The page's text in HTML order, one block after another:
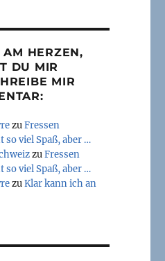
über einen Napf
HERZEN,
DU MIR
MIR
zuFressen
viel Spaß, aber …
zuFressen
viel Spaß, aber …
zuKlar kann ich an